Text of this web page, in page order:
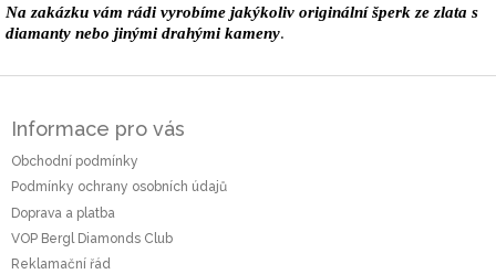
Na zakázku vám rádi vyrobíme jakýkoliv originální šperk ze zlata s
diamanty nebo jinými drahými kameny.
Informace pro vás
Obchodní podmínky
Podmínky ochrany osobních údajů
Doprava a platba
VOP Bergl Diamonds Club
Reklamační řád